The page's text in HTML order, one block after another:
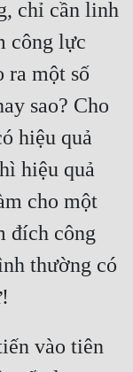
chỉ cần linh
công lực
ra một số
sao? Cho
hiệu quả
hiệu quả
cho một
đích công
thường có
vào tiên